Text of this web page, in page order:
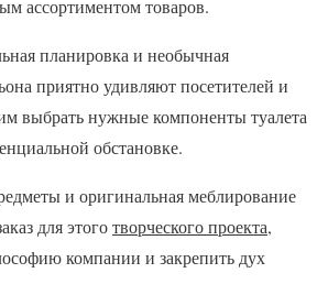
ассортиментом товаров.
планировка и необычная
приятно удивляют посетителей и
выбрать нужные компоненты туалета
обстановке.
и оригинальная меблирование
для этоготворческого проекта,
компании и закрепить дух